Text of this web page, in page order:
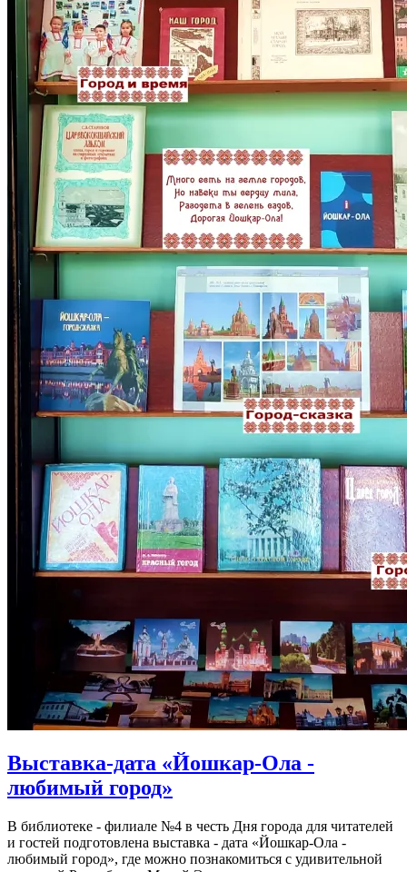
Выставка-дата «Йошкар-Ола -
любимый город»
В библиотеке - филиале №4 в честь Дня города для читателей
и гостей подготовлена выставка - дата «Йошкар-Ола -
любимый город», где можно познакомиться с удивительной